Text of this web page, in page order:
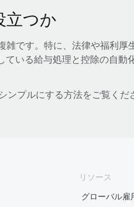
つか
です。特に、法律や福利厚
いる給与処理と控除の自動
ンプルにする方法をご覧くだ
リソース
グローバル雇